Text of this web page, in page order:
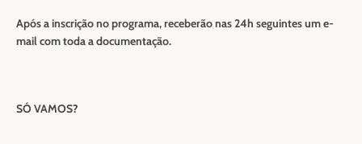
Após a inscrição no programa, receberão nas 24h seguintes um e-
mail com toda a documentação.
SÓ VAMOS?